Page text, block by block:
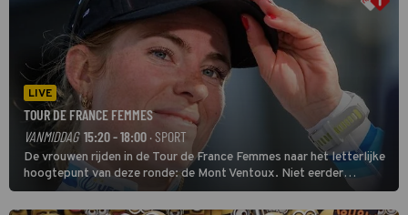
LIVE
TOUR DE FRANCE FEMMES
VANMIDDAG 15:20 - 18:00 · SPORT
De vrouwen rijden in de Tour de France Femmes naar het letterlijke
hoogtepunt van deze ronde: de Mont Ventoux. Niet eerder
finishten de vrouwen voor deze koers op deze kale col uit de
buitencategorie. De aanloop naar de slotklim is vlak.